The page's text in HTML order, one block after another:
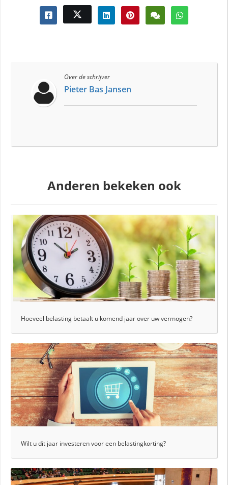
Over de schrijver
Pieter Bas Jansen
Anderen bekeken ook
Hoeveel belasting betaalt u komend jaar over uw vermogen?
Wilt u dit jaar investeren voor een belastingkorting?